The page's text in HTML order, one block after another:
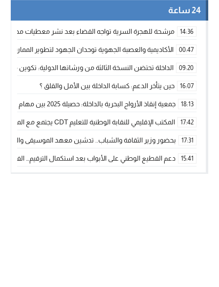
24 ساعة
14:36 مرشحة للهجرة السرية تواجه القضاء بعد نشر معطيات مضللة
00:47 الأكاديمية والعصبة الجهوية توحدان الجهود لتطوير الممارسة
09:20 الداخلة تحتضن النسخة الثالثة من ورشاتها الدولية: تكوين
16:07 حين يتأخر الدعم: كسابة الداخلة بين الأمل والقلق ؟
18:13 جمعية إنقاذ الأرواح البحرية بالداخلة: حصيلة 2025 بين مهام الإنقاذ ومشروع “دار البحار”
17:42 المكتب الإقليمي للنقابة الوطنية للتعليم CDT يجتمع مع المدير الإقليمي لمناقشة ملفات جوهرية لنساء ورجال التعليم
17:31 بحضور وزير الثقافة والشباب.. تدشين معهد الموسيقى والفنون
15:41 دعم القطيع الوطني على الأبواب بعد استكمال الترقيم…